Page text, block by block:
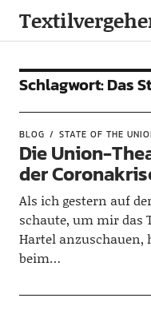
Schlagwort:Das
BLOG STATE OF THE
Die Union-
der
Als ich gestern auf
schaute, um mir das
Hartel
beim…